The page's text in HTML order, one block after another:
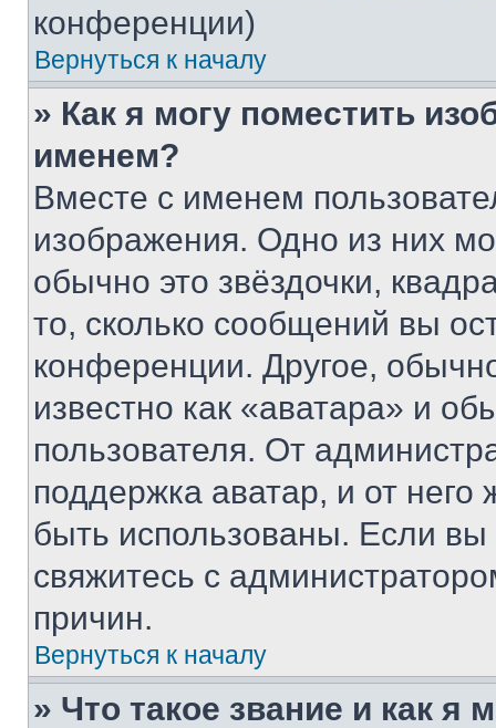
конференции)
Вернуться к началу
» Как я могу поместить
именем?
Вместе с именем
изображения. Одно из них
обычно это звёздочки,
то, сколько сообщений вы
конференции. Другое,
известно как «аватара» и
пользователя. От
поддержка аватар, и от него
быть использованы. Если
свяжитесь с
причин.
Вернуться к началу
» Что такое звание и как я